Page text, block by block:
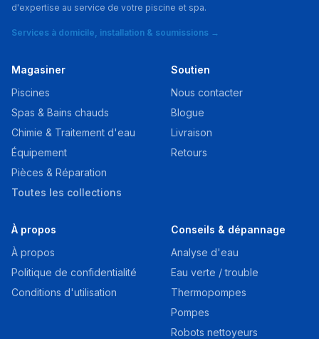
d'expertise au service de votre piscine et spa.
Services à domicile, installation & soumissions →
Magasiner
Piscines
Spas & Bains chauds
Chimie & Traitement d'eau
Équipement
Pièces & Réparation
Toutes les collections
Soutien
Nous contacter
Blogue
Livraison
Retours
À propos
À propos
Politique de confidentialité
Conditions d'utilisation
Conseils & dépannage
Analyse d'eau
Eau verte / trouble
Thermopompes
Pompes
Robots nettoyeurs